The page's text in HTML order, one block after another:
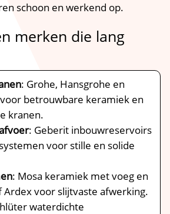
schoon en werkend op.
merken die lang
: Grohe, Hansgrohe en
betrouwbare keramiek en
kranen.
: Geberit inbouwreservoirs
voor stille en solide
: Mosa keramiek met voeg en
Ardex voor slijtvaste afwerking.
waterdichte